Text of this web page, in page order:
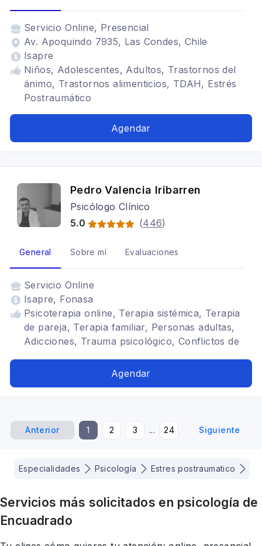
Servicio Online, Presencial
Av. Apoquindo 7935, Las Condes, Chile
Isapre
Niños, Adolescentes, Adultos, Trastornos del
ánimo, Trastornos alimenticios, TDAH, Estrés
Postraumático
Agendar
Pedro Valencia Iribarren
Psicólogo Clínico
5.0
(446)
General Sobre mí Evaluaciones
Servicio Online
Isapre, Fonasa
Psicoterapia online, Terapia sistémica, Terapia
de pareja, Terapia familiar, Personas adultas,
Adicciones, Trauma psicológico, Conflictos de
familiares, Separación y duelo, Relaciones
postraumático, Terapia para la ansiedad,
Agendar
Anterior 1 2 3 ... 24 Siguiente
Especialidades Psicología Estres postraumatico
Servicios más solicitados en psicología de
Encuadrado